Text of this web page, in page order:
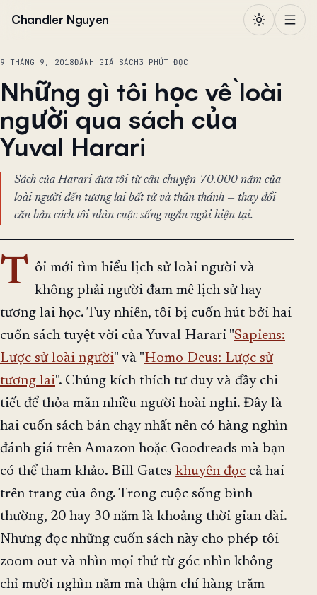
Chandler Nguyen
9 THÁNG 9, 2018ĐÁNH GIÁ SÁCH3 PHÚT ĐỌC
Những gì tôi học về loài
người qua sách của
Yuval Harari
Sách của Harari đưa tôi từ câu chuyện 70.000 năm của
loài người đến tương lai bất tử và thần thánh — thay đổi
căn bản cách tôi nhìn cuộc sống ngắn ngủi hiện tại.
T ôi mới tìm hiểu lịch sử loài người và
không phải người đam mê lịch sử hay
tương lai học. Tuy nhiên, tôi bị cuốn hút bởi hai
cuốn sách tuyệt vời của Yuval Harari "Sapiens:
Lược sử loài người" và "Homo Deus: Lược sử
tương lai". Chúng kích thích tư duy và đầy chi
tiết để thỏa mãn nhiều người hoài nghi. Đây là
hai cuốn sách bán chạy nhất nên có hàng nghìn
đánh giá trên Amazon hoặc Goodreads mà bạn
có thể tham khảo. Bill Gates khuyên đọc cả hai
trên trang của ông. Trong cuộc sống bình
thường, 20 hay 30 năm là khoảng thời gian dài.
Nhưng đọc những cuốn sách này cho phép tôi
zoom out và nhìn mọi thứ từ góc nhìn không
chỉ mười nghìn năm mà thậm chí hàng trăm